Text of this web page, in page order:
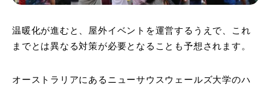
温暖化が進むと、屋外イベントを運営するうえで、これ
までとは異なる対策が必要となることも予想されます。
オーストラリアにあるニューサウスウェールズ大学のハ